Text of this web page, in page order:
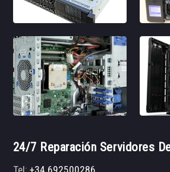
24/7 Reparación Servidores
Tel:+34 692500286